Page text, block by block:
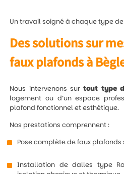
Un travail soigné à chaque type
Des solutions sur
faux plafonds à
Nous intervenons surtout type
logement ou d’un espace
plafond fonctionnel et esthétique.
Nos prestations comprennent :
Pose complète de faux plafonds
Installation de dalles type